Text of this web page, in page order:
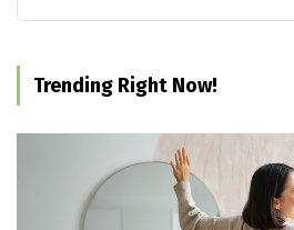
Trending Right Now!